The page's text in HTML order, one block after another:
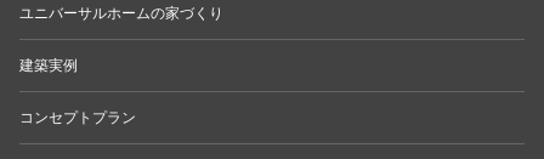
ユニバーサルホームの家づくり
建築実例
コンセプトプラン